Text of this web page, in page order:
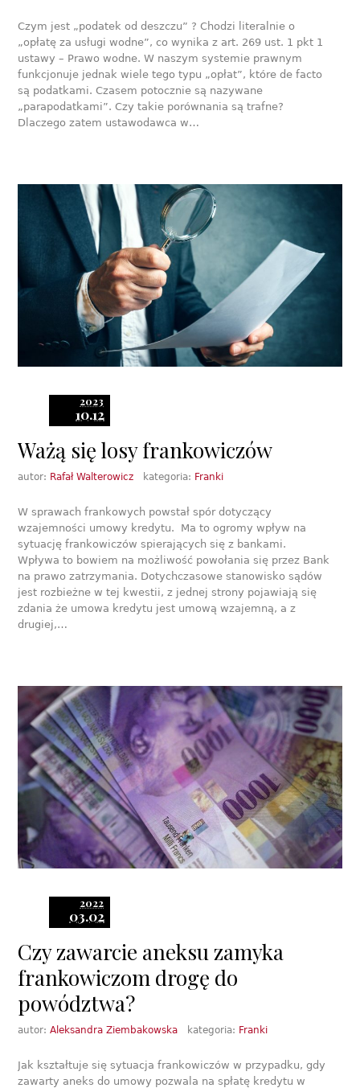
Czym jest „podatek od deszczu” ? Chodzi literalnie o
„opłatę za usługi wodne”, co wynika z art. 269 ust. 1 pkt 1
ustawy – Prawo wodne. W naszym systemie prawnym
funkcjonuje jednak wiele tego typu „opłat”, które de facto
są podatkami. Czasem potocznie są nazywane
„parapodatkami”. Czy takie porównania są trafne?
Dlaczego zatem ustawodawca w…
2023
10.12
Ważą się losy frankowiczów
autor: Rafał Walterowicz kategoria: Franki
W sprawach frankowych powstał spór dotyczący
wzajemności umowy kredytu. Ma to ogromy wpływ na
sytuację frankowiczów spierających się z bankami.
Wpływa to bowiem na możliwość powołania się przez Bank
na prawo zatrzymania. Dotychczasowe stanowisko sądów
jest rozbieżne w tej kwestii, z jednej strony pojawiają się
zdania że umowa kredytu jest umową wzajemną, a z
drugiej,…
2022
03.02
Czy zawarcie aneksu zamyka
frankowiczom drogę do
powództwa?
autor:Aleksandra Ziembakowska kategoria: Franki
Jak kształtuje się sytuacja frankowiczów w przypadku, gdy
zawarty aneks do umowy pozwala na spłatę kredytu w